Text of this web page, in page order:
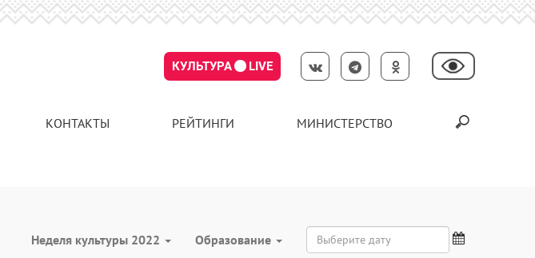
КУЛЬТУРА LIVE
КОНТАКТЫ РЕЙТИНГИ МИНИСТЕРСТВО
Неделя культуры 2022 Образование